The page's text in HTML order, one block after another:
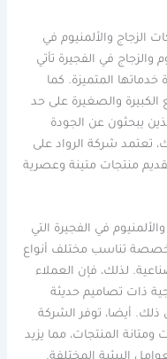
الزجاج والألمنيوم في
والزجاج في الفجيرة تأتي
المتميزة. كما
الكبيرة والصغيرة على حد
يبحثون عن الجودة
تعتمد شركة الرواد على
منتجات متينة وعصرية
في الفجيرة التي
تناسب مختلف أنواع
لذلك، فإن العملاء
ذات تصاميم حديثة
ذلك. أيضا، توفر الشركة
ومتانة المنتجات، مما يزيد